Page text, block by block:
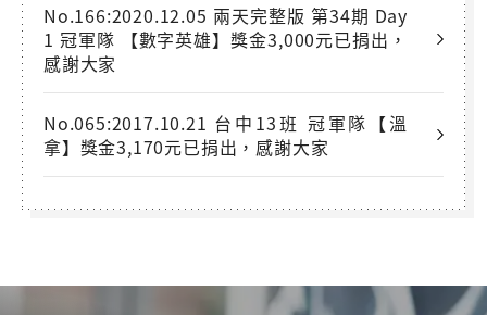
No.166:2020.12.05 兩天完整版 第34期 Day
1 冠軍隊 【數字英雄】獎金3,000元已捐出，
感謝大家
No.065:2017.10.21 台中13班 冠軍隊【溫
拿】獎金3,170元已捐出，感謝大家